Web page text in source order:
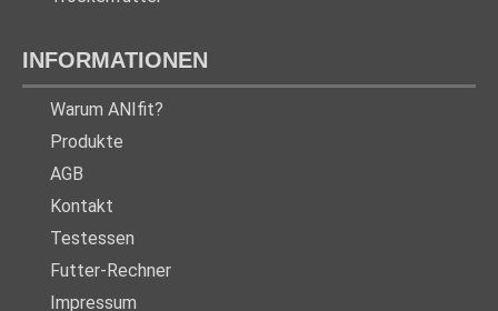
INFORMATIONEN
Warum ANIfit?
Produkte
AGB
Kontakt
Testessen
Futter-Rechner
Impressum